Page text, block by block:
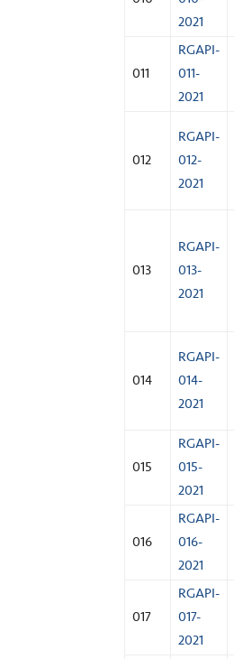
2021
011
RGAPI-
011-
2021
012
RGAPI-
012-
2021
013
RGAPI-
013-
2021
014
RGAPI-
014-
2021
015
RGAPI-
015-
2021
016
RGAPI-
016-
2021
017
RGAPI-
017-
2021